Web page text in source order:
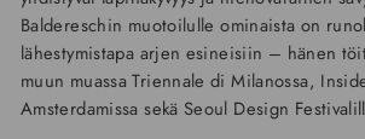
Baldereschin muotoilulle ominaista on
lähestymistapa arjen esineisiin – hänen
muun muassa Triennale di Milanossa,
Amsterdamissa sekä Seoul Design